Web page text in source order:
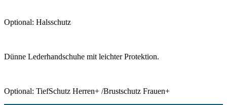
Optional: Halsschutz
Dünne Lederhandschuhe mit leichter Protektion.
Optional: TiefSchutz Herren+ /Brustschutz Frauen+